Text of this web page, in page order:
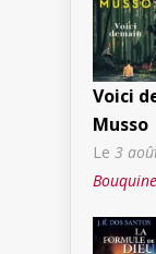
Voici
Musso
Le 3
Bouquine